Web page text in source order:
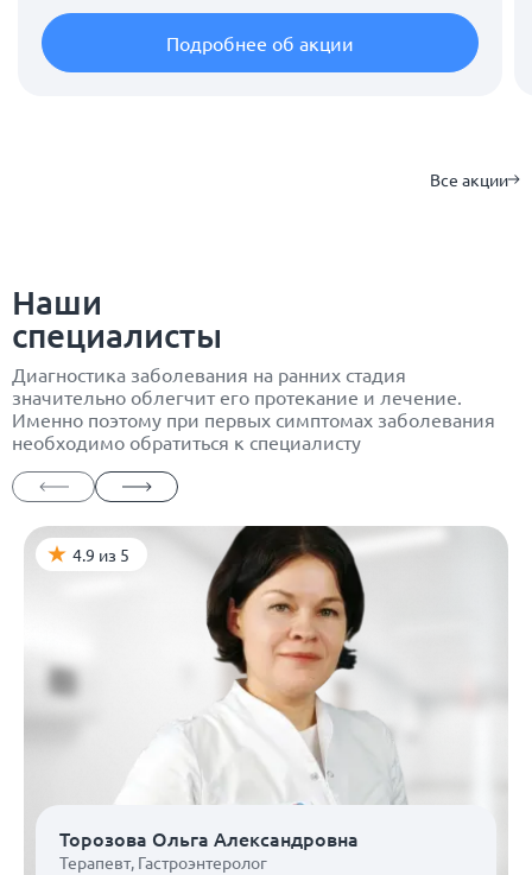
Подробнее об акции
Все акции
Наши
специалисты
Диагностика заболевания на ранних стадия
значительно облегчит его протекание и лечение.
Именно поэтому при первых симптомах заболевания
необходимо обратиться к специалисту
4.9 из 5
Торозова Ольга Александровна
Терапевт, Гастроэнтеролог